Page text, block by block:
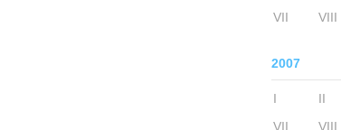
VII
VIII
2007
I II
VII
VIII